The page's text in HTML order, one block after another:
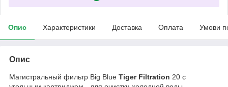
Опис Характеристики Доставка Оплата Умови
Опис
Магистральный фильтр Big Blue Tiger Filtration 20 с